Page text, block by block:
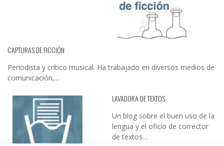
CAPTURAS DE FICCIÓN
Periodista y crítico musical. Ha trabajado en diversos medios de
comunicación,...
LAVADORA DE TEXTOS
Un blog sobre el buen uso de la
lengua y el oficio de corrector
de textos…